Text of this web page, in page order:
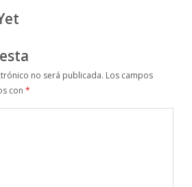
no será publicada. Los campos
con*